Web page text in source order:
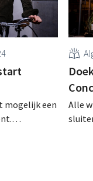
mogelijk een
Alle